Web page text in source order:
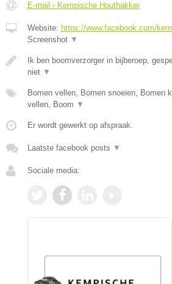
E-mail › Kempische Houthakker
Website: https://www.facebook.com/
Screenshot ▼
Ik ben boomverzorger in bijberoep,
niet ▼
Bomen vellen, Bomen snoeien, Bomen
vellen, Boom ▼
Er wordt gewerkt op afspraak.
Laatste facebook posts ▼
Sociale media: